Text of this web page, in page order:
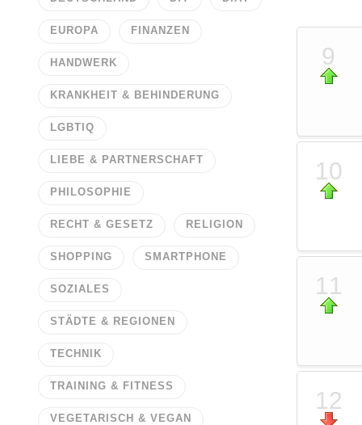
EUROPA FINANZEN
HANDWERK
KRANKHEIT & BEHINDERUNG
LGBTIQ
LIEBE & PARTNERSCHAFT
PHILOSOPHIE
RECHT & GESETZ RELIGION
SHOPPING SMARTPHONE
SOZIALES
STÄDTE & REGIONEN
TECHNIK
TRAINING & FITNESS
VEGETARISCH & VEGAN
9
10
11
12